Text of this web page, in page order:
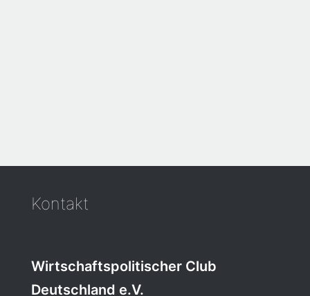
Kontakt
Wirtschaftspolitischer Club
Deutschland e.V.